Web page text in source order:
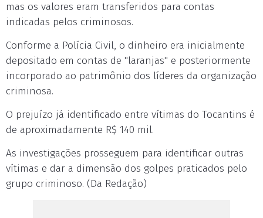
mas os valores eram transferidos para contas
indicadas pelos criminosos.
Conforme a Polícia Civil, o dinheiro era inicialmente
depositado em contas de "laranjas" e posteriormente
incorporado ao patrimônio dos líderes da organização
criminosa.
O prejuízo já identificado entre vítimas do Tocantins é
de aproximadamente R$ 140 mil.
As investigações prosseguem para identificar outras
vítimas e dar a dimensão dos golpes praticados pelo
grupo criminoso. (Da Redação)